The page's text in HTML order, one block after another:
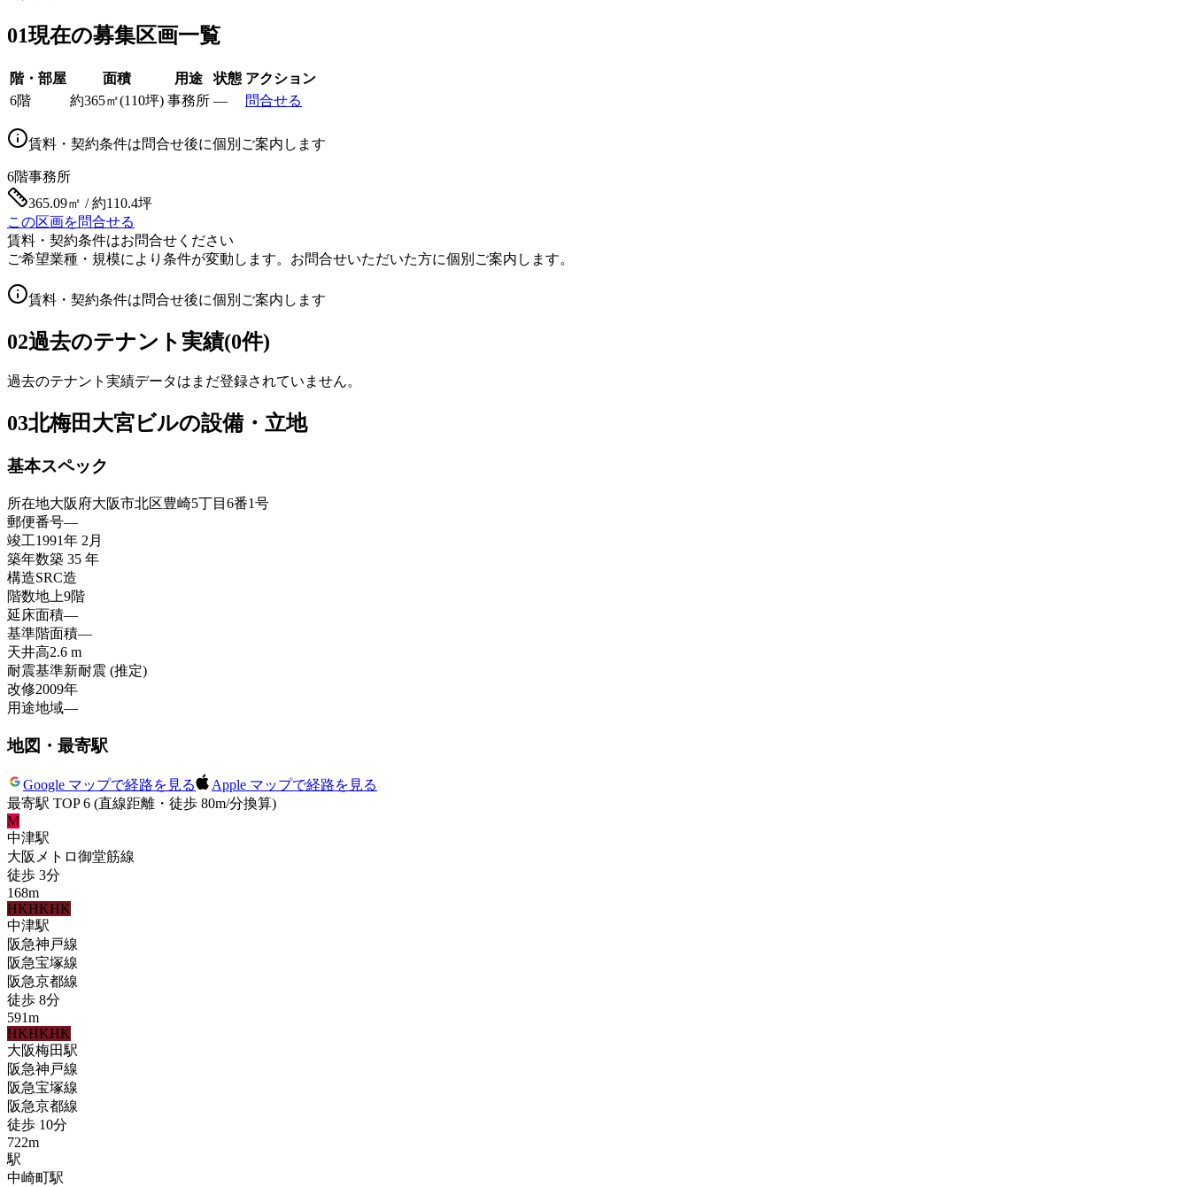
01現在の募集区画一覧
階・部屋 面積 用途 状態 アクション
6階
約365㎡(110坪) 事務所 — 問合せる
賃料・契約条件は問合せ後に個別ご案内します
6階事務所
365.09㎡ / 約110.4坪
この区画を問合せる
賃料・契約条件はお問合せください
ご希望業種・規模により条件が変動します。お問合せいただいた方に個別ご案内します。
賃料・契約条件は問合せ後に個別ご案内します
02過去のテナント実績(0件)
過去のテナント実績データはまだ登録されていません。
03北梅田大宮ビルの設備・立地
基本スペック
所在地大阪府大阪市北区豊崎5丁目6番1号
郵便番号—
竣工1991年 2月
築年数築 35 年
構造SRC造
階数地上9階
延床面積—
基準階面積—
天井高2.6 m
耐震基準新耐震 (推定)
改修2009年
用途地域—
地図・最寄駅
Google マップで経路を見る
Apple マップで経路を見る
最寄駅 TOP 6 (直線距離・徒歩 80m/分換算)
M
中津駅
大阪メトロ御堂筋線
徒歩 3分
168m
HKHKHK
中津駅
阪急神戸線
阪急宝塚線
阪急京都線
徒歩 8分
591m
HKHKHK
大阪梅田駅
阪急神戸線
阪急宝塚線
阪急京都線
徒歩 10分
722m
駅
中崎町駅